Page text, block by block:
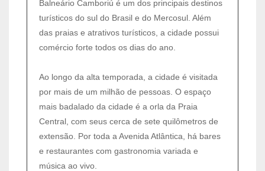
Balneário Camboriú é um dos principais destinos
turísticos do sul do Brasil e do Mercosul. Além
das praias e atrativos turísticos, a cidade possui
comércio forte todos os dias do ano.
Ao longo da alta temporada, a cidade é visitada
por mais de um milhão de pessoas. O espaço
mais badalado da cidade é a orla da Praia
Central, com seus cerca de sete quilômetros de
extensão. Por toda a Avenida Atlântica, há bares
e restaurantes com gastronomia variada e
música ao vivo.